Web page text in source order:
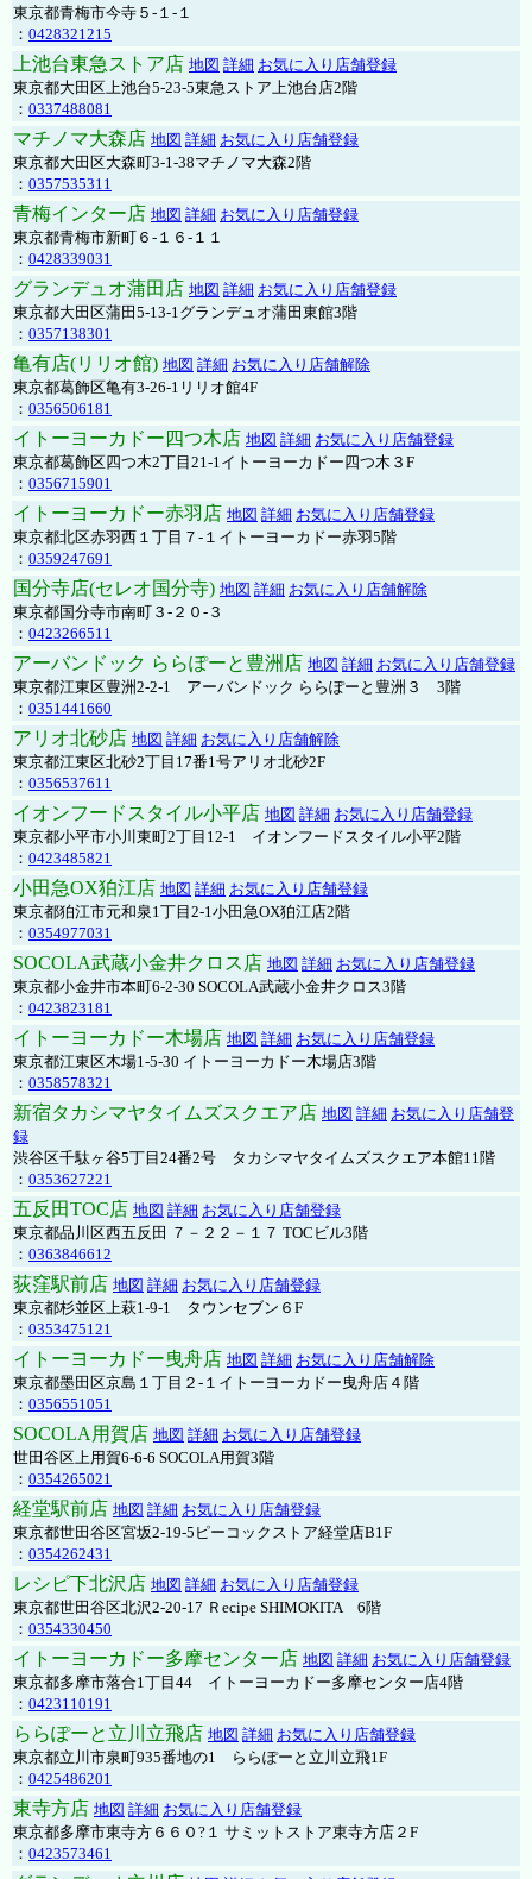
東京都青梅市今寺５-１-１
： 0428321215
上池台東急ストア店 地図 詳細 お気に入り店舗登録
東京都大田区上池台5-23-5東急ストア上池台店2階
： 0337488081
マチノマ大森店 地図 詳細 お気に入り店舗登録
東京都大田区大森町3-1-38マチノマ大森2階
： 0357535311
青梅インター店 地図 詳細 お気に入り店舗登録
東京都青梅市新町６-１６-１１
： 0428339031
グランデュオ蒲田店 地図 詳細 お気に入り店舗登録
東京都大田区蒲田5-13-1グランデュオ蒲田東館3階
： 0357138301
亀有店(リリオ館) 地図 詳細 お気に入り店舗解除
東京都葛飾区亀有3-26-1リリオ館4F
： 0356506181
イトーヨーカドー四つ木店 地図 詳細 お気に入り店舗登録
東京都葛飾区四つ木2丁目21-1イトーヨーカドー四つ木３F
： 0356715901
イトーヨーカドー赤羽店 地図 詳細 お気に入り店舗登録
東京都北区赤羽西１丁目７-１イトーヨーカドー赤羽5階
： 0359247691
国分寺店(セレオ国分寺) 地図 詳細 お気に入り店舗解除
東京都国分寺市南町３-２０-３
： 0423266511
アーバンドック ららぽーと豊洲店 地図 詳細 お気に入り店舗登録
東京都江東区豊洲2-2-1 アーバンドック ららぽーと豊洲３ 3階
： 0351441660
アリオ北砂店 地図 詳細 お気に入り店舗解除
東京都江東区北砂2丁目17番1号アリオ北砂2F
： 0356537611
イオンフードスタイル小平店 地図 詳細 お気に入り店舗登録
東京都小平市小川東町2丁目12-1 イオンフードスタイル小平2階
： 0423485821
小田急OX狛江店 地図 詳細 お気に入り店舗登録
東京都狛江市元和泉1丁目2-1小田急OX狛江店2階
： 0354977031
SOCOLA武蔵小金井クロス店 地図 詳細 お気に入り店舗登録
東京都小金井市本町6-2-30 SOCOLA武蔵小金井クロス3階
： 0423823181
イトーヨーカドー木場店 地図 詳細 お気に入り店舗登録
東京都江東区木場1-5-30 イトーヨーカドー木場店3階
： 0358578321
新宿タカシマヤタイムズスクエア店 地図 詳細 お気に入り店舗登
録
渋谷区千駄ヶ谷5丁目24番2号 タカシマヤタイムズスクエア本館11階
： 0353627221
五反田TOC店 地図 詳細 お気に入り店舗登録
東京都品川区西五反田 ７－２２－１７ TOCビル3階
： 0363846612
荻窪駅前店 地図 詳細 お気に入り店舗登録
東京都杉並区上萩1-9-1 タウンセブン６F
： 0353475121
イトーヨーカドー曳舟店 地図 詳細 お気に入り店舗解除
東京都墨田区京島１丁目２-１イトーヨーカドー曳舟店４階
： 0356551051
SOCOLA用賀店 地図 詳細 お気に入り店舗登録
世田谷区上用賀6-6-6 SOCOLA用賀3階
： 0354265021
経堂駅前店 地図 詳細 お気に入り店舗登録
東京都世田谷区宮坂2-19-5ピーコックストア経堂店B1F
： 0354262431
レシピ下北沢店 地図 詳細 お気に入り店舗登録
東京都世田谷区北沢2-20-17 Ｒecipe SHIMOKITA 6階
： 0354330450
イトーヨーカドー多摩センター店 地図 詳細 お気に入り店舗登録
東京都多摩市落合1丁目44 イトーヨーカドー多摩センター店4階
： 0423110191
ららぽーと立川立飛店 地図 詳細 お気に入り店舗登録
東京都立川市泉町935番地の1 ららぽーと立川立飛1F
： 0425486201
東寺方店 地図 詳細 お気に入り店舗登録
東京都多摩市東寺方６６０?１ サミットストア東寺方店２F
： 0423573461